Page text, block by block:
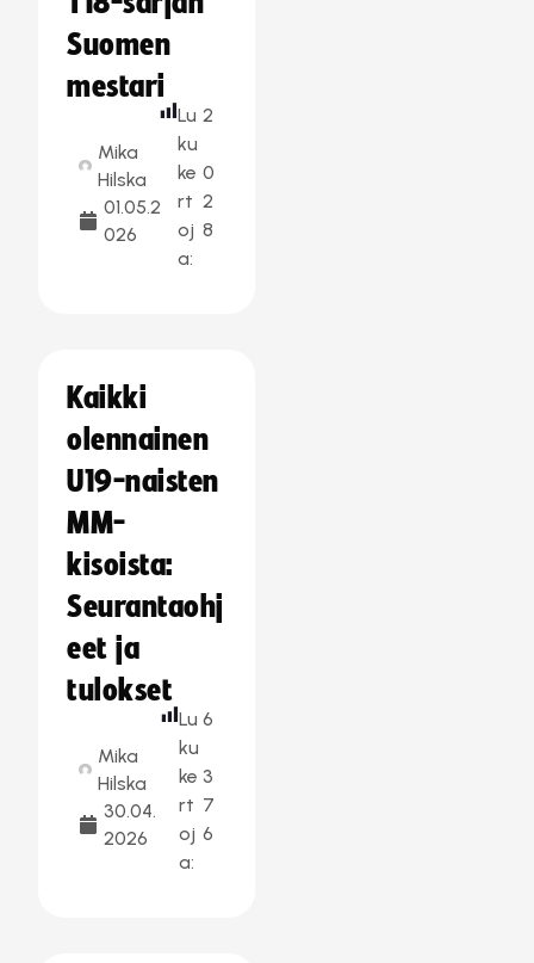
Suomen
mestari
Mika
Hilska
01.05.2
026
Lu
ku
ke
rt
oj
a:
2
0
2
8
Kaikki
olennainen
U19-naisten
MM-
kisoista:
Seurantaohj
eet ja
tulokset
Mika
Hilska
30.04.
2026
Lu
ku
ke
rt
oj
a:
6
3
7
6